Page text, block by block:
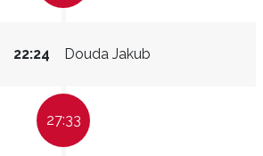
Douda Jakub
22:24
27:33